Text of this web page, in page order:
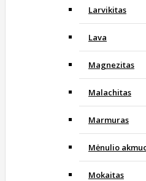
Larvikitas
Lava
Magnezitas
Malachitas
Marmuras
Mėnulio
Mokaitas